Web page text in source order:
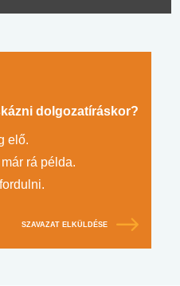
dolgozatíráskor?
elő.
rá példa.
SZAVAZAT ELKÜLDÉSE